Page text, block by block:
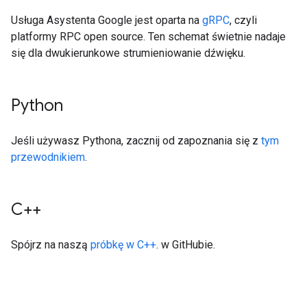
Usługa Asystenta Google jest oparta na gRPC, czyli
platformy RPC open source. Ten schemat świetnie nadaje
się dla dwukierunkowe strumieniowanie dźwięku.
Python
Jeśli używasz Pythona, zacznij od zapoznania się z tym
przewodnikiem.
C++
Spójrz na naszą próbkę w C++. w GitHubie.